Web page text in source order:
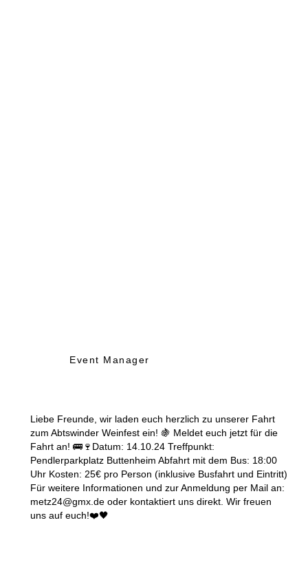
Event Manager
Liebe Freunde, wir laden euch herzlich zu unserer Fahrt
zum Abtswinder Weinfest ein! 🍇 Meldet euch jetzt für die
Fahrt an! 🚌🍷Datum: 14.10.24 Treffpunkt:
Pendlerparkplatz Buttenheim Abfahrt mit dem Bus: 18:00
Uhr Kosten: 25€ pro Person (inklusive Busfahrt und Eintritt)
Für weitere Informationen und zur Anmeldung per Mail an:
metz24@gmx.de oder kontaktiert uns direkt. Wir freuen
uns auf euch!❤️🖤